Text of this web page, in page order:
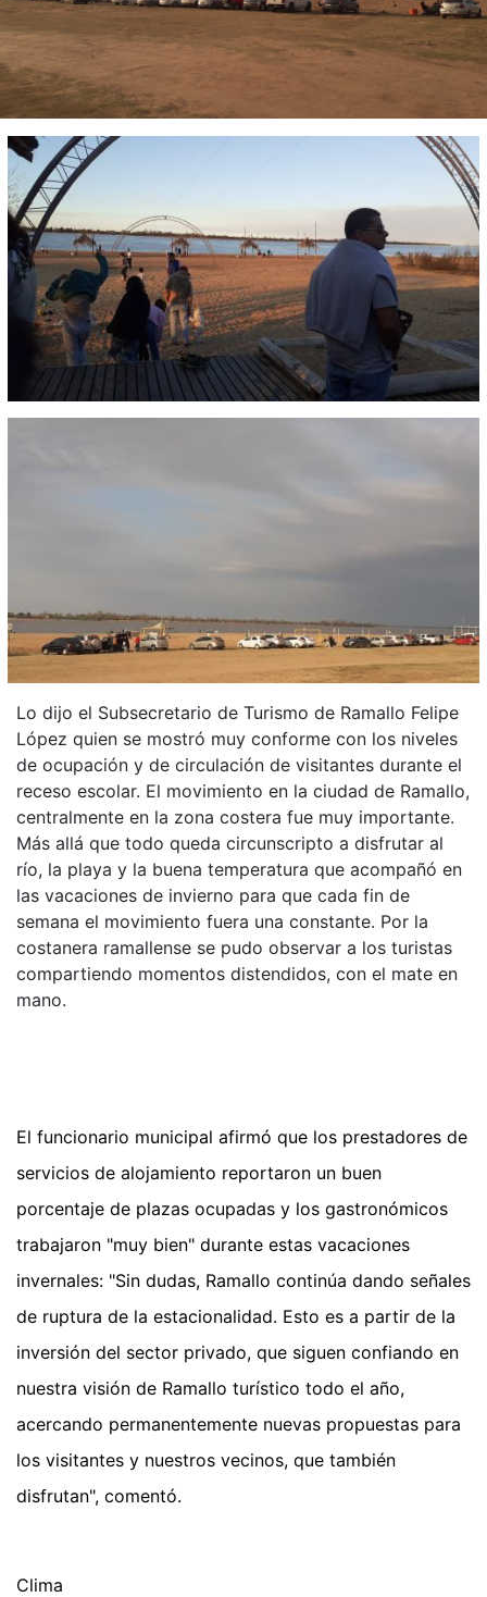
Lo dijo el Subsecretario de Turismo de Ramallo Felipe
López quien se mostró muy conforme con los niveles
de ocupación y de circulación de visitantes durante el
receso escolar. El movimiento en la ciudad de Ramallo,
centralmente en la zona costera fue muy importante.
Más allá que todo queda circunscripto a disfrutar al
río, la playa y la buena temperatura que acompañó en
las vacaciones de invierno para que cada fin de
semana el movimiento fuera una constante. Por la
costanera ramallense se pudo observar a los turistas
compartiendo momentos distendidos, con el mate en
mano.
El funcionario municipal afirmó que los prestadores de
servicios de alojamiento reportaron un buen
porcentaje de plazas ocupadas y los gastronómicos
trabajaron "muy bien" durante estas vacaciones
invernales: "Sin dudas, Ramallo continúa dando señales
de ruptura de la estacionalidad. Esto es a partir de la
inversión del sector privado, que siguen confiando en
nuestra visión de Ramallo turístico todo el año,
acercando permanentemente nuevas propuestas para
los visitantes y nuestros vecinos, que también
disfrutan", comentó.
Clima